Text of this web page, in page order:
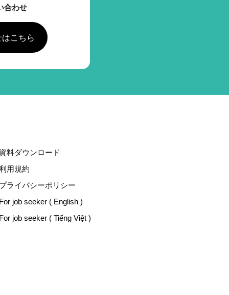
合わせ
こちら
料ダウンロード
用規約
ライバシーポリシー
job seeker ( English )
job seeker ( Tiếng Việt )